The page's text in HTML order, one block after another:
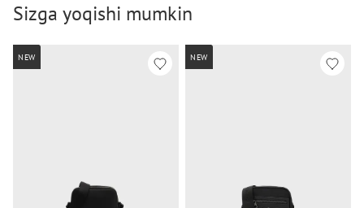
Sizga yoqishi mumkin
NEW NEW